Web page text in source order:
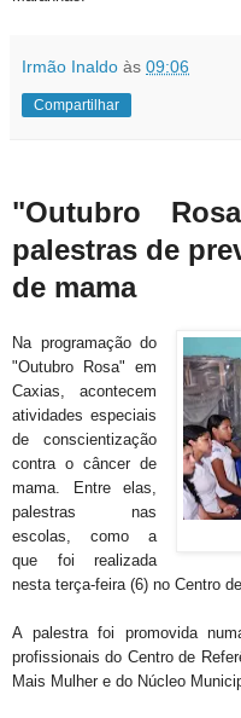
Irmão Inaldo às 09:06
Compartilhar
"Outubro
palestras de
de mama
Na programação do
"Outubro Rosa" em
Caxias, acontecem
atividades especiais
de conscientização
contra o câncer de
mama. Entre elas,
palestras nas
escolas, como a
que foi realizada
nesta terça-feira (6) no Centro
A palestra foi promovida
profissionais do Centro de
Mais Mulher e do Núcleo